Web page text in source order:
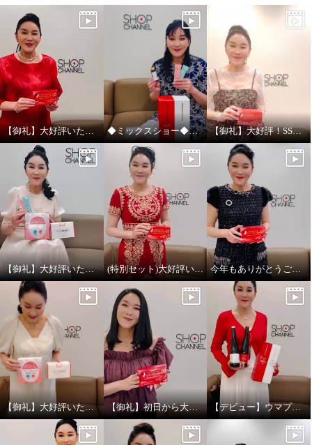
アルゼンチン産 高濃度馬プラセ
ンタエキス １００％使用！ 美容
ドリンク “馬プラセンタ１０００
０ ハクプレミアム” ３箱セット
¥0
【御礼】大好評いただきありがとうございました！ ◆ミックスショー◆大好評いただきありがとうございました！！！ 【御礼】大好評！SSV放送ありがとうございました！
【御礼】大好評いただきありがとうございました！ (特別セット)大好評いただきありがとうございました 今年もありがとうございました
【御礼】大好評いただきありがとうございました！ 【御礼】初日から大好評いただきありがとうございます！ 【デビュー】ウマプラセンタビネガー放送ありがとうございました！